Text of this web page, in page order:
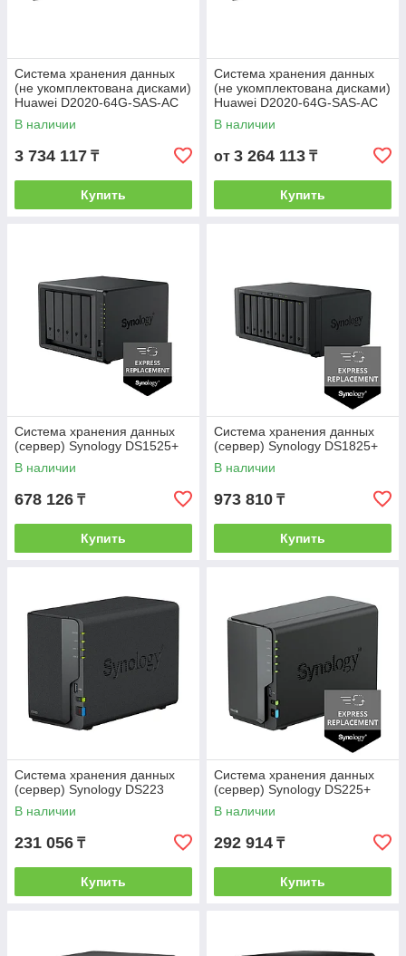
Система хранения данных
(не укомплектована дисками)
Huawei D2020-64G-SAS-AC
01 OceanStor Dorado 2020
В наличии
3 734 117 ₸
Купить
Система хранения данных
(не укомплектована дисками)
Huawei D2020-64G-SAS-AC
OceanStor Dorado 2020
В наличии
от 3 264 113 ₸
Купить
Система хранения данных
(сервер) Synology DS1525+
В наличии
678 126 ₸
Купить
Система хранения данных
(сервер) Synology DS1825+
В наличии
973 810 ₸
Купить
Система хранения данных
(сервер) Synology DS223
В наличии
231 056 ₸
Купить
Система хранения данных
(сервер) Synology DS225+
В наличии
292 914 ₸
Купить